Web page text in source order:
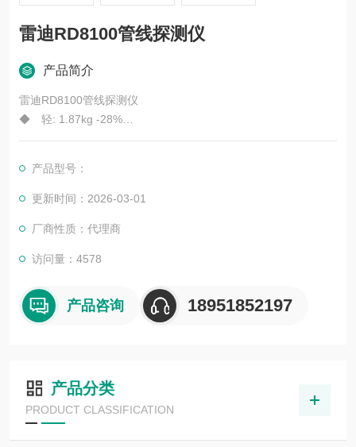
雷迪RD8100管线探测仪
产品简介
雷迪RD8100管线探测仪
◆ 轻: 1.87kg -28%
◆ 耗电低: 2 D-cells
◆ 美观的曲线外型设计
◆ 清楚的显示屏
◆ 可选50/60Hz
◆ 可选公制 / 英制
◆ 可选频率和功能设置
◆ 关机时，保存所有设置
产品型号：
更新时间：2026-03-01
厂商性质：代理商
访问量：4578
产品咨询 18951852197
产品分类
PRODUCT CLASSIFICATION